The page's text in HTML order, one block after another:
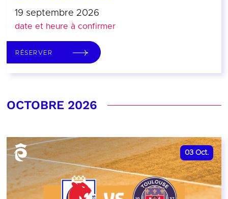
19 septembre 2026
date et heure à confirmer
RÉSERVER
OCTOBRE 2026
03 Oct.